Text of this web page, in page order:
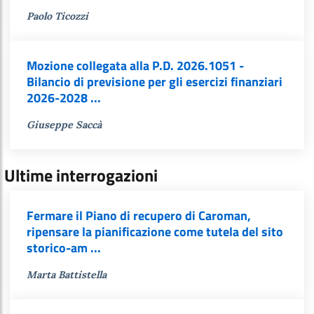
Paolo Ticozzi
Mozione collegata alla P.D. 2026.1051 -
Bilancio di previsione per gli esercizi finanziari
2026-2028 ...
Giuseppe Saccà
Ultime interrogazioni
Fermare il Piano di recupero di Caroman,
ripensare la pianificazione come tutela del sito
storico-am ...
Marta Battistella